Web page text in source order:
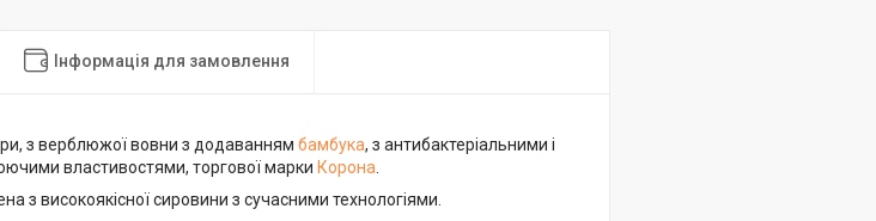
Інформація для замовлення
з верблюжої вовни з додаваннямбамбука, з антибактеріальними і
властивостями, торгової марки Корона
з високоякісної сировини з сучасними технологіями.